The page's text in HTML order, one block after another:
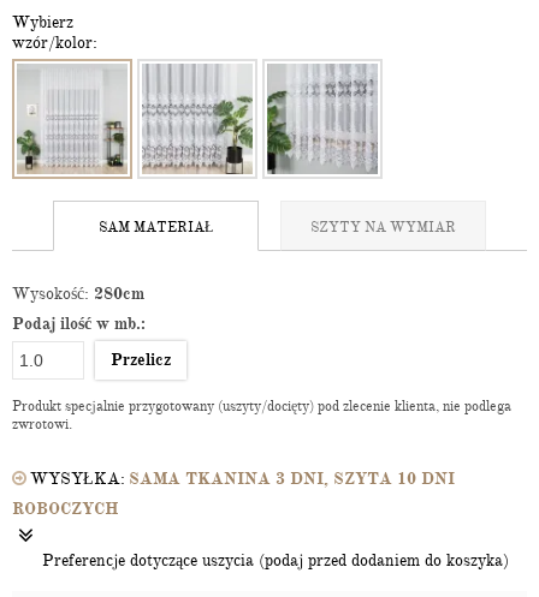
Wybierz
wzór/kolor:
SAM MATERIAŁ SZYTY NA WYMIAR
Wysokość: 280cm
Podaj ilość w mb.:
Przelicz
Produkt specjalnie przygotowany (uszyty/docięty) pod zlecenie klienta, nie podlega
zwrotowi.
WYSYŁKA: SAMA TKANINA 3 DNI, SZYTA 10 DNI
ROBOCZYCH
Preferencje dotyczące uszycia (podaj przed dodaniem do koszyka)